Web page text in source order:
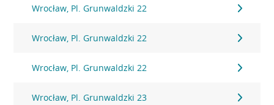
Wrocław, Pl. Grunwaldzki 22
Wrocław, Pl. Grunwaldzki 22
Wrocław, Pl. Grunwaldzki 22
Wrocław, Pl. Grunwaldzki 23